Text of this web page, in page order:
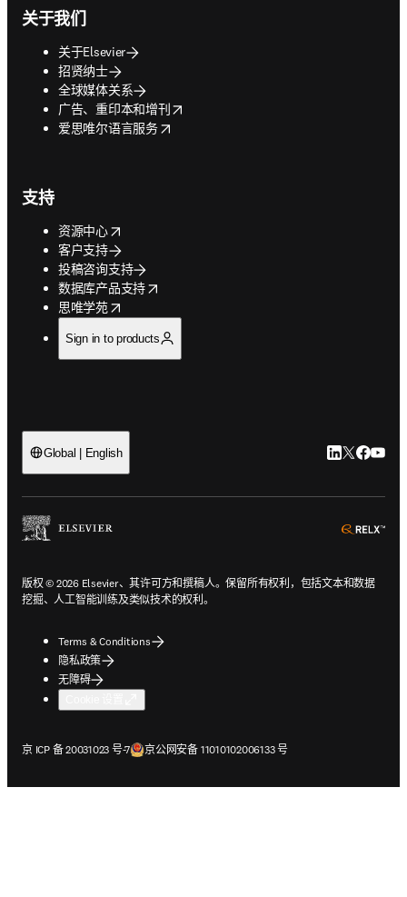
关于我们
关于Elsevier
招贤纳士
全球媒体关系
广告、重印本和增刊
opens in new tab/window
爱思唯尔语言服务
opens in new tab/window
支持
资源中心
opens in new tab/window
客户支持
投稿咨询支持
数据库产品支持
opens in new tab/window
思唯学苑
opens in new tab/window
Sign in to products
Global | English LinkedIn 在
Twitter 在
版权 © 2026 Elsevier、其许可方和撰稿人。保留所有权利，包括文本和数据
挖掘、人工智能训练及类似技术的权利。
Terms & Conditions
隐私政策
无障碍
京 ICP 备 20031023 号-7
在新的选项卡/窗口中打开京公网安备 11010102006133 号
在新的选项卡/窗口中打开